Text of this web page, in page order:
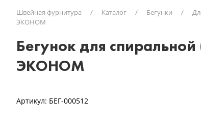
Швейная фурнитура / Каталог / Бегунки /
ЭКОНОМ
Бегунок для
ЭКОНОМ
Артикул: БЕГ-000512